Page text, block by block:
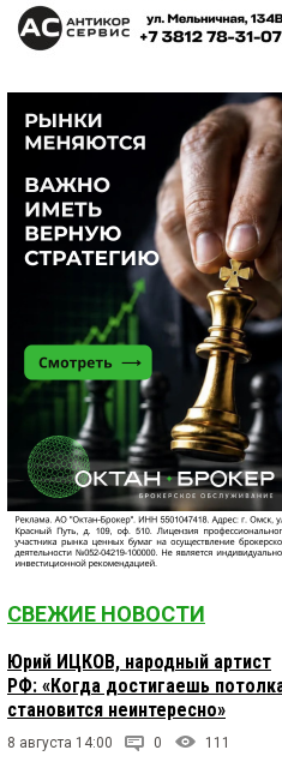
СВЕЖИЕ НОВОСТИ
Юрий ИЦКОВ, народный артист
РФ: «Когда достигаешь
становится неинтересно»
8 августа 14:00 0 111